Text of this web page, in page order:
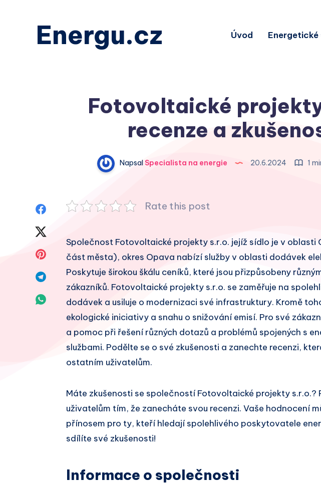
Energu.cz Úvod
Fotovoltaické
recenze a
NapsalSpecialista na energie 20.6.2024 1
Sdílet
Facebook
Twitter
Sdílet
Pinterest
Sdílet
Telegram
Sdílet
Whatsapp
Rate this post
Společnost Fotovoltaické projekty s.r.o. jejíž sídlo je v oblasti
část města), okres Opava nabízí služby v oblasti dodávek
Poskytuje širokou škálu ceníků, které jsou přizpůsobeny
zákazníků. Fotovoltaické projekty s.r.o. se zaměřuje na
dodávek a usiluje o modernizaci své infrastruktury. Kromě
ekologické iniciativy a snahu o snižování emisí. Pro své
a pomoc při řešení různých dotazů a problémů spojených s
službami. Podělte se o své zkušenosti a zanechte recenzi,
ostatním uživatelům.
Máte zkušenosti se společností Fotovoltaické projekty s.r.o.?
uživatelům tím, že zanecháte svou recenzi. Vaše hodnocení
přínosem pro ty, kteří hledají spolehlivého poskytovatele
sdílíte své zkušenosti!
Informace o společnosti